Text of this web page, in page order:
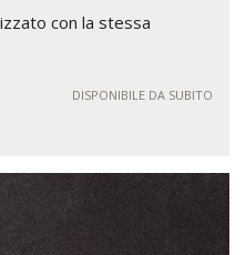
con la stessa
DISPONIBILE DA SUBITO